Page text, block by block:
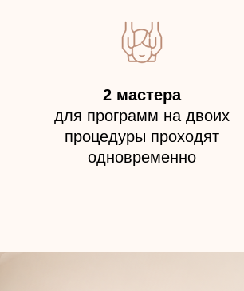
2 мастера
для программ на двоих
процедуры проходят
одновременно